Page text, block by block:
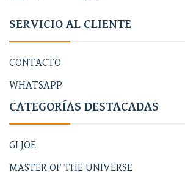
SERVICIO AL CLIENTE
CONTACTO
WHATSAPP
CATEGORÍAS DESTACADAS
GI JOE
MASTER OF THE UNIVERSE